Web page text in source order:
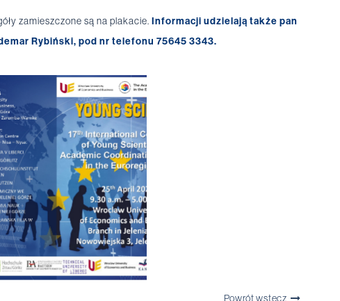
zamieszczone są na plakacie. Informacji udzielają także pan
Rybiński, pod nr telefonu 75645 3343.
Powrót wstecz